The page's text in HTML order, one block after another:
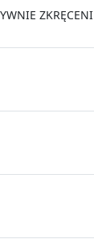
ZKRĘCENI